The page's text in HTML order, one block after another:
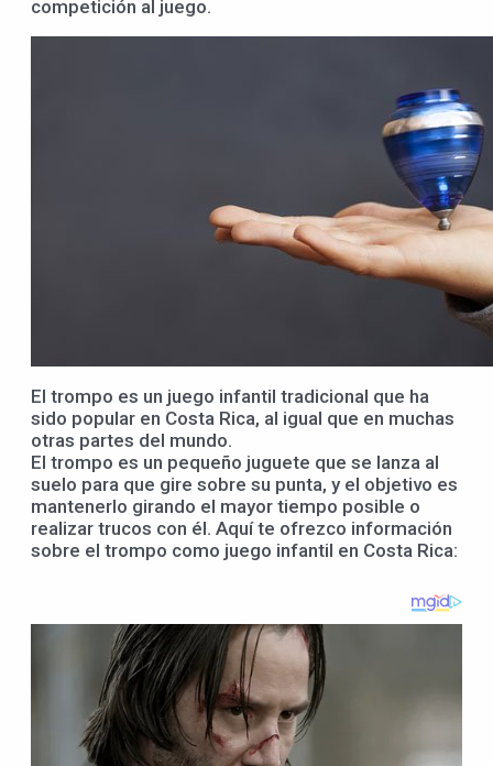
competición al juego.
El trompo es un juego infantil tradicional que ha
sido popular en Costa Rica, al igual que en muchas
otras partes del mundo.
El trompo es un pequeño juguete que se lanza al
suelo para que gire sobre su punta, y el objetivo es
mantenerlo girando el mayor tiempo posible o
realizar trucos con él. Aquí te ofrezco información
sobre el trompo como juego infantil en Costa Rica: